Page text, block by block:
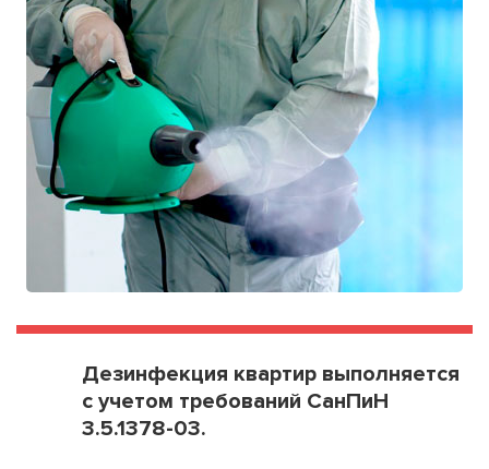
Дезинфекция квартир выполняется
с учетом требований СанПиН
3.5.1378-03.